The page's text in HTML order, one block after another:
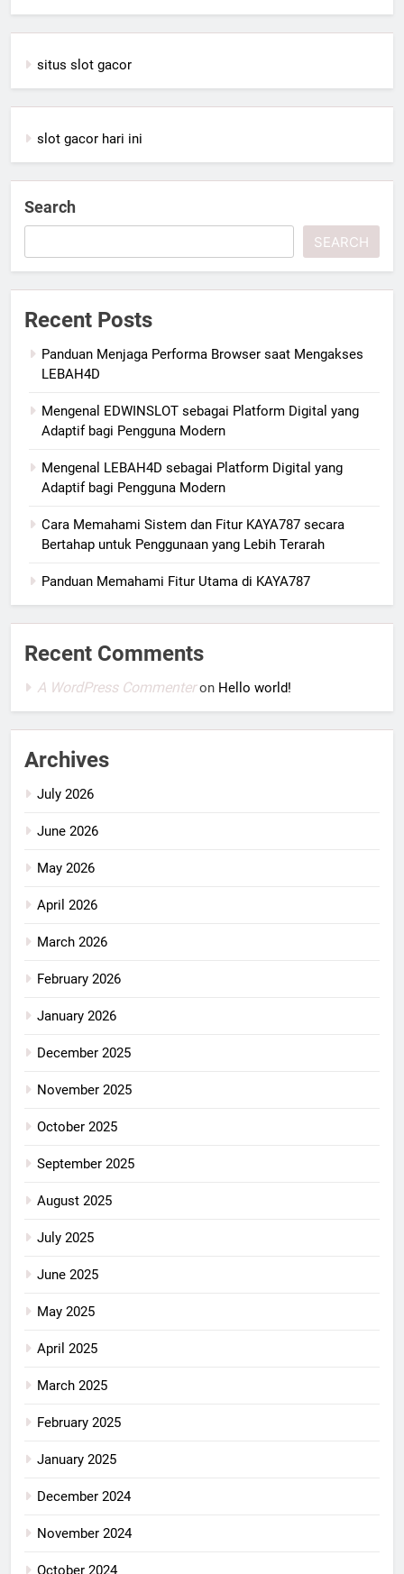
situs slot gacor
slot gacor hari ini
Search
SEARCH
Recent Posts
Panduan Menjaga Performa Browser saat Mengakses
LEBAH4D
Mengenal EDWINSLOT sebagai Platform Digital yang
Adaptif bagi Pengguna Modern
Mengenal LEBAH4D sebagai Platform Digital yang
Adaptif bagi Pengguna Modern
Cara Memahami Sistem dan Fitur KAYA787 secara
Bertahap untuk Penggunaan yang Lebih Terarah
Panduan Memahami Fitur Utama di KAYA787
Recent Comments
A WordPress Commenteron Hello world!
Archives
July 2026
June 2026
May 2026
April 2026
March 2026
February 2026
January 2026
December 2025
November 2025
October 2025
September 2025
August 2025
July 2025
June 2025
May 2025
April 2025
March 2025
February 2025
January 2025
December 2024
November 2024
October 2024